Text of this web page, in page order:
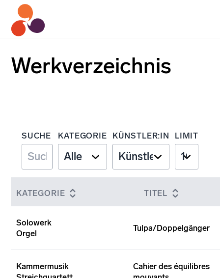
SUCHE KATEGORIE KÜNSTLER:IN LIMIT
Werkverzeichnis
KATEGORIE TITEL
Solowerk
Orgel
Tulpa/Doppelgänger
Kammermusik
Cahier des équilibres